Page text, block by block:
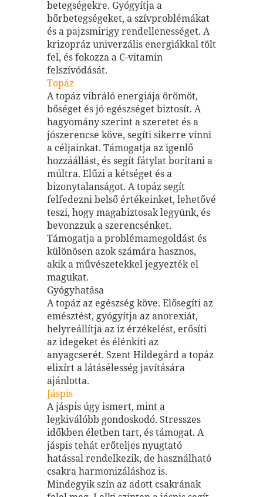
betegségekre. Gyógyítja a
bőrbetegségeket, a szívproblémákat
és a pajzsmirigy rendellenességet. A
krizopráz univerzális energiákkal tölt
fel, és fokozza a C-vitamin
felszívódását.
Topáz
A topáz vibráló energiája örömöt,
bőséget és jó egészséget biztosít. A
hagyomány szerint a szeretet és a
jószerencse köve, segíti sikerre vinni
a céljainkat. Támogatja az igenlő
hozzáállást, és segít fátylat borítani a
múltra. Elűzi a kétséget és a
bizonytalanságot. A topáz segít
felfedezni belső értékeinket, lehetővé
teszi, hogy magabiztosak legyünk, és
bevonzzuk a szerencsénket.
Támogatja a problémamegoldást és
különösen azok számára hasznos,
akik a művészetekkel jegyezték el
magukat.
Gyógyhatása
A topáz az egészség köve. Elősegíti az
emésztést, gyógyítja az anorexiát,
helyreállítja az íz érzékelést, erősíti
az idegeket és élénkíti az
anyagcserét. Szent Hildegárd a topáz
elixírt a látásélesség javítására
ajánlotta.
Jáspis
A jáspis úgy ismert, mint a
legkiválóbb gondoskodó. Stresszes
időkben életben tart, és támogat. A
jáspis tehát erőteljes nyugtató
hatással rendelkezik, de használható
csakra harmonizáláshoz is.
Mindegyik szín az adott csakrának